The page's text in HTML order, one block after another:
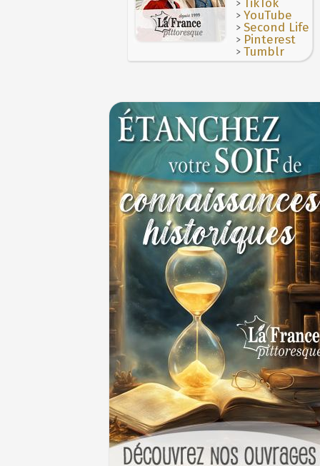
TikTok
>YouTube
>Second Life
> Pinterest
>Tumblr